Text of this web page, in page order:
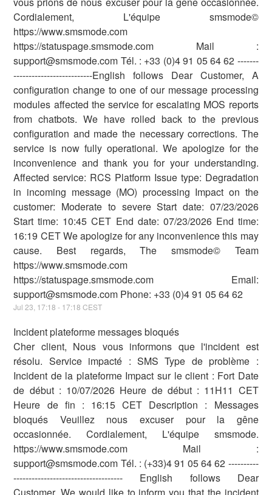
Cordialement, L'équipe smsmode©
https://www.smsmode.com
https://statuspage.smsmode.com Mail :
support@smsmode.com Tél. : +33 (0)4 91 05 64 62 -------
--------------------------English follows Dear Customer, A
configuration change to one of our message processing
modules affected the service for escalating MOS reports
from chatbots. We have rolled back to the previous
configuration and made the necessary corrections. The
service is now fully operational. We apologize for the
inconvenience and thank you for your understanding.
Affected service: RCS Platform Issue type: Degradation
in incoming message (MO) processing Impact on the
customer: Moderate to severe Start date: 07/23/2026
Start time: 10:45 CET End date: 07/23/2026 End time:
16:19 CET We apologize for any inconvenience this may
cause. Best regards, The smsmode© Team
https://www.smsmode.com
https://statuspage.smsmode.com Email:
support@smsmode.com Phone: +33 (0)4 91 05 64 62
Jul23 17:18 - 17:18 CEST
Incident plateforme messages bloqués
Cher client, Nous vous informons que l'incident est
résolu. Service impacté : SMS Type de problème :
Incident de la plateforme Impact sur le client : Fort Date
de début : 10/07/2026 Heure de début : 11H11 CET
Heure de fin : 16:15 CET Description : Messages
bloqués Veuillez nous excuser pour la gêne
occasionnée. Cordialement, L'équipe smsmode.
https://www.smsmode.com Mail :
support@smsmode.com Tél. : (+33)4 91 05 64 62 ----------
------------------------------------ English follows Dear
Customer, We would like to inform you that the incident